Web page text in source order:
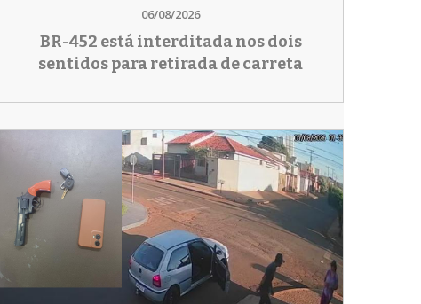
06/08/2026
BR-452 está interditada nos dois
sentidos para retirada de carreta